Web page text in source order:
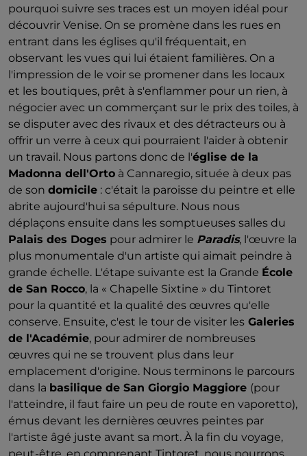
pourquoi suivre ses traces est un moyen idéal pour
découvrir Venise. On se promène dans les rues en
entrant dans les églises qu'il fréquentait, en
observant les vues qui lui étaient familières. On a
l'impression de le voir se promener dans les locaux
et les boutiques, prêt à s'enflammer pour un rien, à
négocier avec un commerçant sur le prix des toiles, à
se disputer avec des rivaux et des détracteurs ou à
offrir un verre à ceux qui pourraient l'aider à obtenir
un travail. Nous partons donc de l'église de la
Madonna dell'Orto à Cannaregio, située à deux pas
de son domicile : c'était la paroisse du peintre et elle
abrite aujourd'hui sa sépulture. Nous nous
déplaçons ensuite dans les somptueuses salles du
Palais des Doges pour admirer le Paradis, l'œuvre la
plus monumentale d'un artiste qui aimait peindre à
grande échelle. L'étape suivante est la Grande École
de San Rocco, la « Chapelle Sixtine » du Tintoret
pour la quantité et la qualité des œuvres qu'elle
conserve. Ensuite, c'est le tour de visiter les Galeries
de l'Académie, pour admirer de nombreuses
œuvres qui ne se trouvent plus dans leur
emplacement d'origine. Nous terminons le parcours
dans la basilique de San Giorgio Maggiore (pour
l'atteindre, il faut faire un peu de route en vaporetto),
émus devant les dernières œuvres peintes par
l'artiste âgé juste avant sa mort. À la fin du voyage,